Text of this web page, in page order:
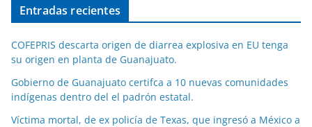
Entradas recientes
COFEPRIS descarta origen de diarrea explosiva en EU tenga
su origen en planta de Guanajuato.
Gobierno de Guanajuato certifca a 10 nuevas comunidades
indígenas dentro del el padrón estatal.
Víctima mortal, de ex policía de Texas, que ingresó a México a